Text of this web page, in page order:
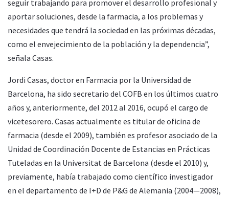
seguir trabajando para promover el desarrollo profesional y
aportar soluciones, desde la farmacia, a los problemas y
necesidades que tendrá la sociedad en las próximas décadas,
como el envejecimiento de la población y la dependencia”,
señala Casas.
Jordi Casas, doctor en Farmacia por la Universidad de
Barcelona, ha sido secretario del COFB en los últimos cuatro
años y, anteriormente, del 2012 al 2016, ocupó el cargo de
vicetesorero. Casas actualmente es titular de oficina de
farmacia (desde el 2009), también es profesor asociado de la
Unidad de Coordinación Docente de Estancias en Prácticas
Tuteladas en la Universitat de Barcelona (desde el 2010) y,
previamente, había trabajado como científico investigador
en el departamento de I+D de P&G de Alemania (2004—2008),